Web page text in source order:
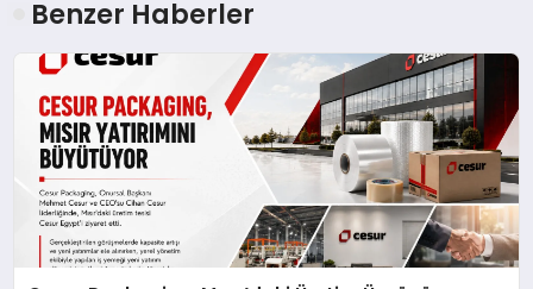
Benzer Haberler